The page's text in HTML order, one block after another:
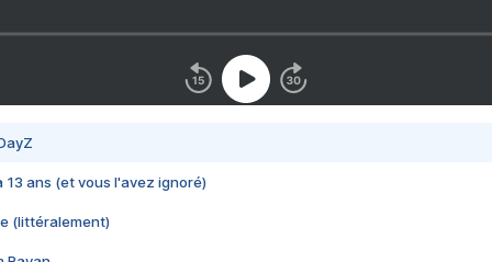
13 ans (et vous l'avez ignoré)
(littéralement)